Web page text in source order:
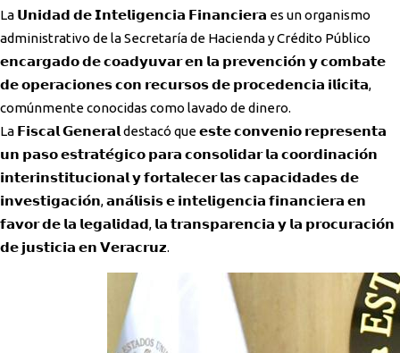
La 𝗨𝗻𝗶𝗱𝗮𝗱 𝗱𝗲 𝗜𝗻𝘁𝗲𝗹𝗶𝗴𝗲𝗻𝗰𝗶𝗮 𝗙𝗶𝗻𝗮𝗻𝗰𝗶𝗲𝗿𝗮 es un organismo
administrativo de la Secretaría de Hacienda y Crédito Público
𝗲𝗻𝗰𝗮𝗿𝗴𝗮𝗱𝗼 𝗱𝗲 𝗰𝗼𝗮𝗱𝘆𝘂𝘃𝗮𝗿 𝗲𝗻 𝗹𝗮 𝗽𝗿𝗲𝘃𝗲𝗻𝗰𝗶𝗼́𝗻 𝘆 𝗰𝗼𝗺𝗯𝗮𝘁𝗲
𝗱𝗲 𝗼𝗽𝗲𝗿𝗮𝗰𝗶𝗼𝗻𝗲𝘀 𝗰𝗼𝗻 𝗿𝗲𝗰𝘂𝗿𝘀𝗼𝘀 𝗱𝗲 𝗽𝗿𝗼𝗰𝗲𝗱𝗲𝗻𝗰𝗶𝗮 𝗶𝗹𝗶́𝗰𝗶𝘁𝗮,
comúnmente conocidas como lavado de dinero.
La 𝗙𝗶𝘀𝗰𝗮𝗹 𝗚𝗲𝗻𝗲𝗿𝗮𝗹 destacó que 𝗲𝘀𝘁𝗲 𝗰𝗼𝗻𝘃𝗲𝗻𝗶𝗼 𝗿𝗲𝗽𝗿𝗲𝘀𝗲𝗻𝘁𝗮
𝘂𝗻 𝗽𝗮𝘀𝗼 𝗲𝘀𝘁𝗿𝗮𝘁𝗲́𝗴𝗶𝗰𝗼 𝗽𝗮𝗿𝗮 𝗰𝗼𝗻𝘀𝗼𝗹𝗶𝗱𝗮𝗿 𝗹𝗮 𝗰𝗼𝗼𝗿𝗱𝗶𝗻𝗮𝗰𝗶𝗼́𝗻
𝗶𝗻𝘁𝗲𝗿𝗶𝗻𝘀𝘁𝗶𝘁𝘂𝗰𝗶𝗼𝗻𝗮𝗹 𝘆 𝗳𝗼𝗿𝘁𝗮𝗹𝗲𝗰𝗲𝗿 𝗹𝗮𝘀 𝗰𝗮𝗽𝗮𝗰𝗶𝗱𝗮𝗱𝗲𝘀 𝗱𝗲
𝗶𝗻𝘃𝗲𝘀𝘁𝗶𝗴𝗮𝗰𝗶𝗼́𝗻, 𝗮𝗻𝗮́𝗹𝗶𝘀𝗶𝘀 𝗲 𝗶𝗻𝘁𝗲𝗹𝗶𝗴𝗲𝗻𝗰𝗶𝗮 𝗳𝗶𝗻𝗮𝗻𝗰𝗶𝗲𝗿𝗮 𝗲𝗻
𝗳𝗮𝘃𝗼𝗿 𝗱𝗲 𝗹𝗮 𝗹𝗲𝗴𝗮𝗹𝗶𝗱𝗮𝗱, 𝗹𝗮 𝘁𝗿𝗮𝗻𝘀𝗽𝗮𝗿𝗲𝗻𝗰𝗶𝗮 𝘆 𝗹𝗮 𝗽𝗿𝗼𝗰𝘂𝗿𝗮𝗰𝗶𝗼́𝗻
𝗱𝗲 𝗷𝘂𝘀𝘁𝗶𝗰𝗶𝗮 𝗲𝗻 𝗩𝗲𝗿𝗮𝗰𝗿𝘂𝘇.